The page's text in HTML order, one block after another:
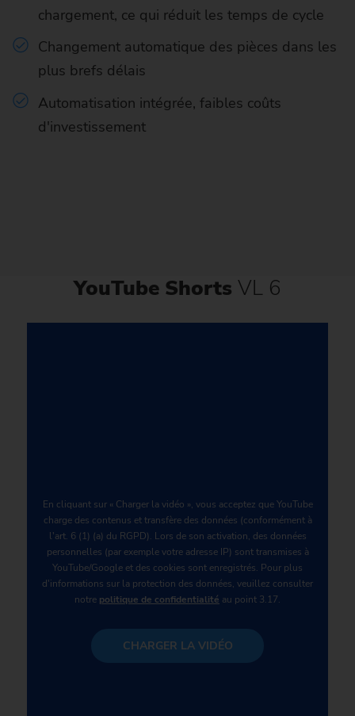
chargement, ce qui réduit les temps de cycle
Changement automatique des pièces dans les
plus brefs délais
Automatisation intégrée, faibles coûts
d'investissement
YouTube Shorts VL 6
En cliquant sur « Charger la vidéo », vous acceptez que YouTube
charge des contenus et transfère des données (conformément à
l'art. 6 (1) (a) du RGPD). Lors de son activation, des données
personnelles (par exemple votre adresse IP) sont transmises à
YouTube/Google et des cookies sont enregistrés. Pour plus
d'informations sur la protection des données, veuillez consulter
notre politique de confidentialité au point 3.17.
CHARGER LA VIDÉO